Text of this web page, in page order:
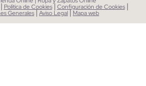
| Política de Cookies| Configuración de Cookies |
Generales|Aviso Legal| Mapa web